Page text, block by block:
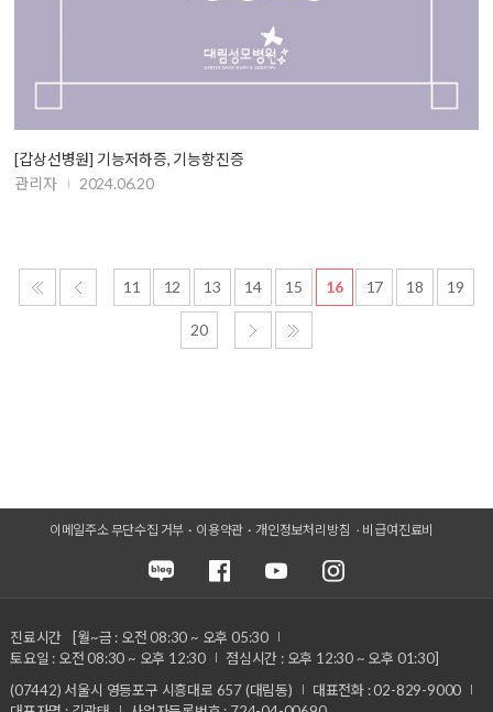
[갑상선병원] 기능저하증, 기능항진증
관리자
2024.06.20
11 12 13 14 15 16 17 18 19
20
이메일주소 무단수집 거부 이용약관 개인정보처리방침 비급여진료비
진료시간
[월~금 : 오전 08:30 ~ 오후 05:30
토요일 : 오전 08:30 ~ 오후 12:30
점심시간 : 오후 12:30 ~ 오후 01:30]
(07442) 서울시 영등포구 시흥대로 657 (대림동)
대표전화 : 02-829-9000